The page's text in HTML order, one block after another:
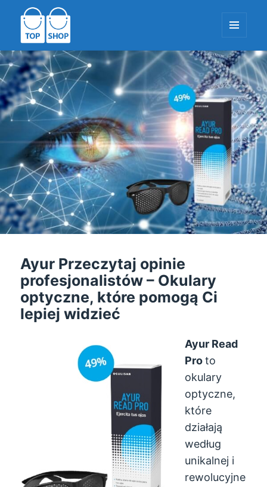
TopShop-EU.com
I
WIDGETY
Ayur Przeczytaj opinie
profesjonalistów – Okulary
optyczne, które pomogą Ci
lepiej widzieć
Ayur Read
Proto
okulary
optyczne,
które
działają
według
unikalnej i
rewolucyjne